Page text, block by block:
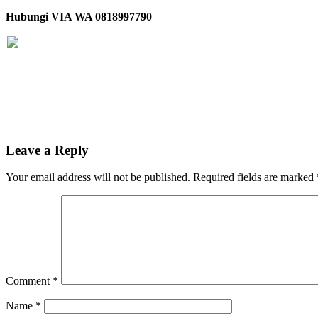
Hubungi VIA WA 0818997790
Leave a Reply
Your email address will not be published. Required fields are marked
Comment *
Name *